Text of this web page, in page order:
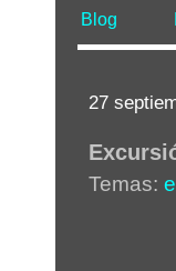
Blog
27
Temas: